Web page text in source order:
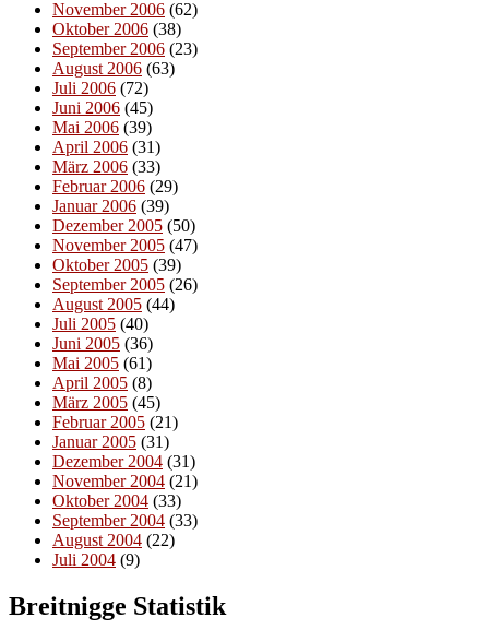
November 2006 (62)
Oktober 2006 (38)
September 2006 (23)
August 2006 (63)
Juli 2006 (72)
Juni 2006 (45)
Mai 2006 (39)
April 2006 (31)
März 2006 (33)
Februar 2006 (29)
Januar 2006 (39)
Dezember 2005 (50)
November 2005 (47)
Oktober 2005 (39)
September 2005 (26)
August 2005 (44)
Juli 2005 (40)
Juni 2005 (36)
Mai 2005 (61)
April 2005 (8)
März 2005 (45)
Februar 2005 (21)
Januar 2005 (31)
Dezember 2004 (31)
November 2004 (21)
Oktober 2004 (33)
September 2004 (33)
August 2004 (22)
Juli 2004 (9)
Breitnigge Statistik